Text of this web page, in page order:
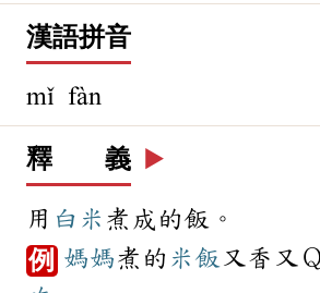
漢語拼音
mǐ fàn
釋 義 ▶️
用 白米 煮成的飯。
例 媽媽煮的 米飯 又香又